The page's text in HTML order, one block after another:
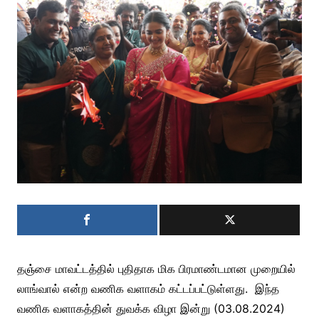
தஞ்சை மாவட்டத்தில் புதிதாக மிக பிரமாண்டமான முறையில்
லாங்வால் என்ற வணிக வளாகம் கட்டப்பட்டுள்ளது. இந்த
வணிக வளாகத்தின் துவக்க விழா இன்று (03.08.2024)